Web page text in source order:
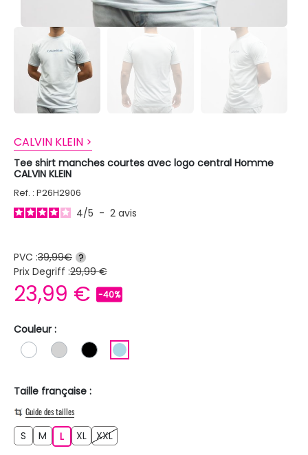
CALVIN KLEIN >
Tee shirt manches courtes avec logo central Homme
CALVIN KLEIN
Ref. : P26H2906
4/5 - 2 avis
PVC :39,99€ ?
Prix Degriff :29,99 €
23,99 € -40%
Couleur :
BLANCGRIS CLAIR
NOIR
Taille française :
Guide des tailles
S M LL XL XXLXXL